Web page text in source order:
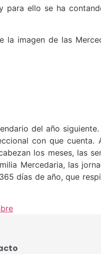
para ello se ha
imagen de las
del año
con que cuenta.
los meses, las
Mercedaria, las
días de año, que